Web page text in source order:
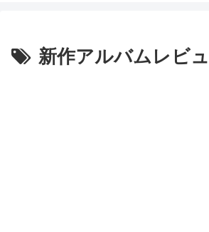
新作アルバムレビ